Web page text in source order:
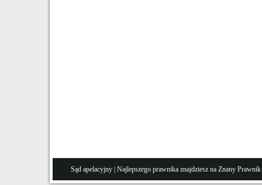
Sąd apelacyjny | Najlepszego prawnika znajdziesz na Znany Prawnik